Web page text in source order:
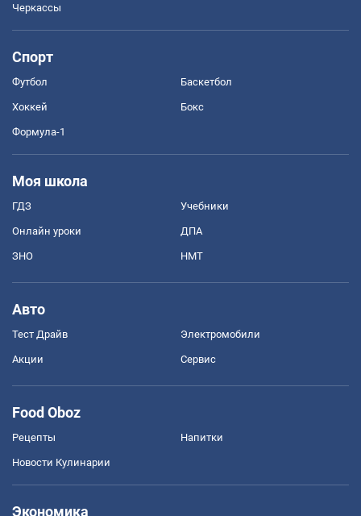
Черкассы
Спорт
Футбол Баскетбол
Хоккей Бокс
Формула-1
Моя школа
ГДЗ Учебники
Онлайн уроки ДПА
ЗНО НМТ
Авто
Тест Драйв Электромобили
Акции Сервис
Food Oboz
Рецепты Напитки
Новости Кулинарии
Экономика